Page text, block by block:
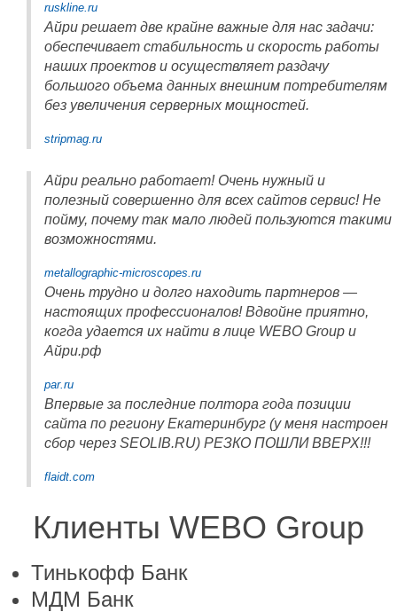
ruskline.ru
Айри решает две крайне важные для нас задачи:
обеспечивает стабильность и скорость работы
наших проектов и осуществляет раздачу
большого объема данных внешним потребителям
без увеличения серверных мощностей.
stripmag.ru
Айри реально работает! Очень нужный и
полезный совершенно для всех сайтов сервис! Не
пойму, почему так мало людей пользуются такими
возможностями.
metallographic-microscopes.ru
Очень трудно и долго находить партнеров —
настоящих профессионалов! Вдвойне приятно,
когда удается их найти в лице WEBO Group и
Айри.рф
par.ru
Впервые за последние полтора года позиции
сайта по региону Екатеринбург (у меня настроен
сбор через SEOLIB.RU) РЕЗКО ПОШЛИ ВВЕРХ!!!
flaidt.com
Клиенты WEBO Group
Тинькофф Банк
МДМ Банк